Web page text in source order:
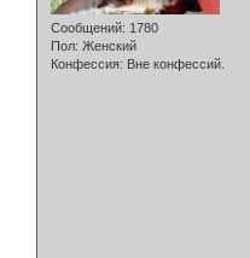
Сообщений: 1780
Пол: Женский
Конфессия: Вне конфессий.